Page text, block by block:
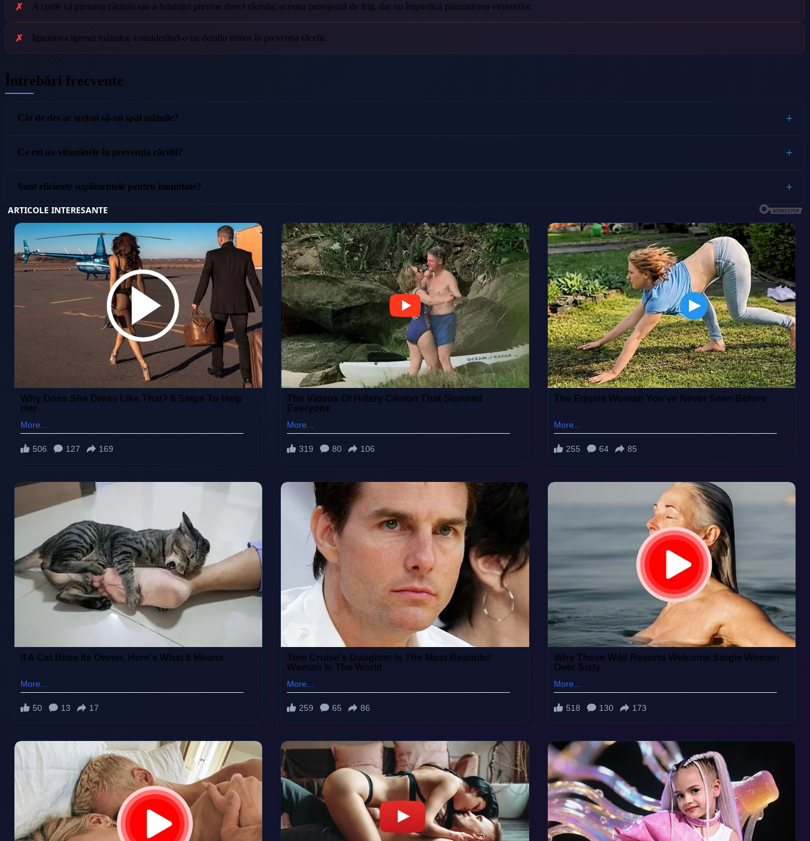
A crede că purtarea căciulii sau a fularului previne direct răceala; acestea protejează de frig, dar nu împiedică pătrunderea virusurilor.
Ignorarea igienei mâinilor, considerând-o un detaliu minor în prevenția răcelii.
Întrebări frecvente
Cât de des ar trebui să-mi spăl mâinile?
Ce rol au vitaminele în prevenția răcelii?
Sunt eficiente suplimentele pentru imunitate?